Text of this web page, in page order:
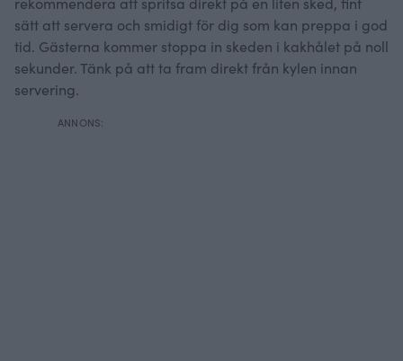
sätt att servera och smidigt för dig som kan preppa i god
tid. Gästerna kommer stoppa in skeden i kakhålet på noll
sekunder. Tänk på att ta fram direkt från kylen innan
servering.